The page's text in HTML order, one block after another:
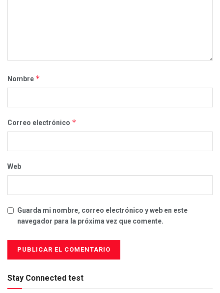
Nombre *
Correo electrónico *
Web
Guarda mi nombre, correo electrónico y web en este
navegador para la próxima vez que comente.
Stay Connected test